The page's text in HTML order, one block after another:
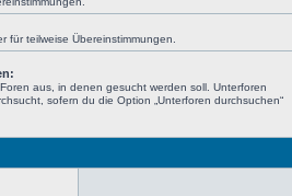
für teilweise Übereinstimmungen.
aus, in denen gesucht werden soll. Unterforen
sofern du die Option „Unterforen durchsuchen“